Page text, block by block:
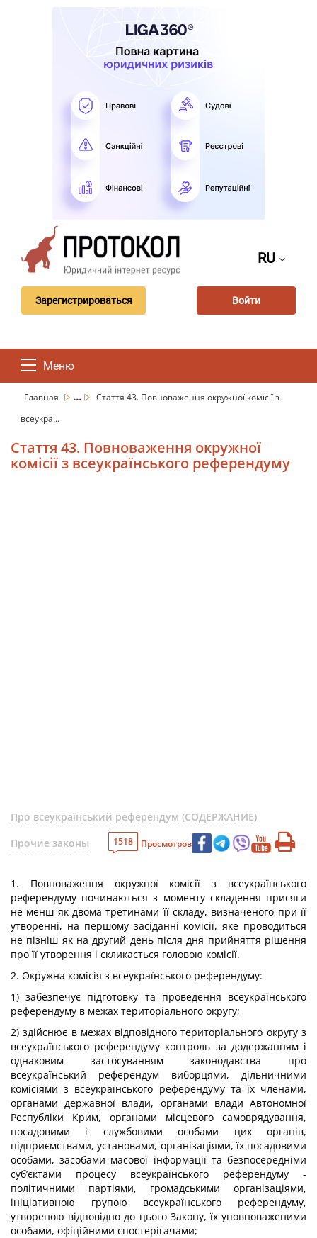
RU
Зарегистрироваться Войти
Меню
Главная ...
Стаття 43. Повноваження окружної комісії з
всеукра...
Стаття 43. Повноваження окружної
комісії з всеукраїнського референдуму
Про всеукраїнський референдум (СОДЕРЖАНИЕ)
Прочие законы
1518 Просмотров
1. Повноваження окружної комісії з всеукраїнського
референдуму починаються з моменту складення присяги
не менш як двома третинами її складу, визначеного при її
утворенні, на першому засіданні комісії, яке проводиться
не пізніш як на другий день після дня прийняття рішення
про її утворення і скликається головою комісії.
2. Окружна комісія з всеукраїнського референдуму:
1) забезпечує підготовку та проведення всеукраїнського
референдуму в межах територіального округу;
2) здійснює в межах відповідного територіального округу з
всеукраїнського референдуму контроль за додержанням і
однаковим застосуванням законодавства про
всеукраїнський референдум виборцями, дільничними
комісіями з всеукраїнського референдуму та їх членами,
органами державної влади, органами влади Автономної
Республіки Крим, органами місцевого самоврядування,
посадовими і службовими особами цих органів,
підприємствами, установами, організаціями, їх посадовими
особами, засобами масової інформації та безпосередніми
суб’єктами процесу всеукраїнського референдуму -
політичними партіями, громадськими організаціями,
ініціативною групою всеукраїнського референдуму,
утвореною відповідно до цього Закону, їх уповноваженими
особами, офіційними спостерігачами;